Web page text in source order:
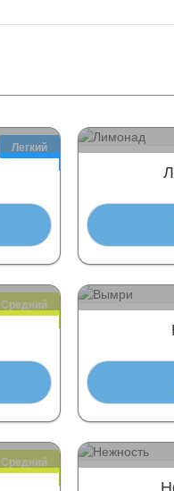
Легкий
Средний
Средний